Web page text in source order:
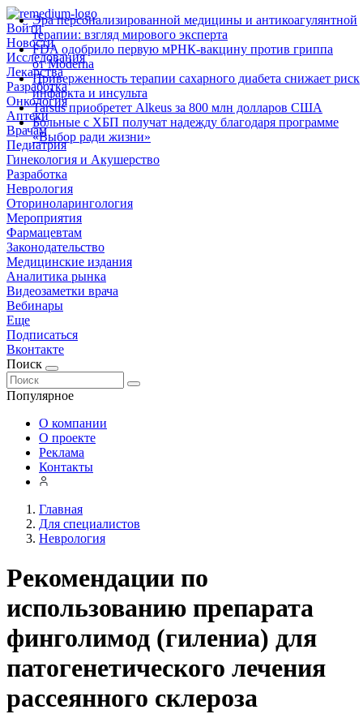
Войти
Новости
Исследования
Лекарства
Разработка
Онкология
Аптеки
Врачам
Педиатрия
Гинекология и Акушерство
Разработка
Неврология
Оториноларингология
Мероприятия
Фармацевтам
Законодательство
Медицинские издания
Аналитика рынка
Видеозаметки врача
Вебинары
Еще
Подписаться
Вконтакте
Поиск
Популярное
Эра персонализированной медицины и антикоагулянтной
терапии: взгляд мирового эксперта
FDA одобрило первую мРНК‑вакцину против гриппа
от Moderna
Приверженность терапии сахарного диабета снижает риск
инфаркта и инсульта
Tarsus приобретет Alkeus за 800 млн долларов США
Больные с ХБП получат надежду благодаря программе
«Выбор ради жизни»
О компании
О проекте
Реклама
Контакты
Главная
Для специалистов
Неврология
Рекомендации по
использованию препарата
финголимод (гилениа) для
патогенетического лечения
рассеянного склероза